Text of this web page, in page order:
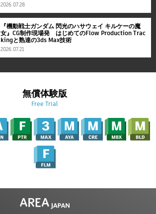
2026.07.28
『機動戦士ガンダム 閃光のハサウェイ キルケーの魔
女』CG制作現場発 はじめてのFlow Production Trac
kingと熟達の3ds Max技術
2026.07.21
無償体験版
Free Trial